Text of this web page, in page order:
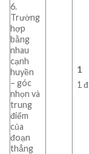
6.
Trường
hợp
bằng
nhau
cạnh
huyền
– góc
nhọn và
trung
điểm
của
đoạn
thẳng
1
1 đ